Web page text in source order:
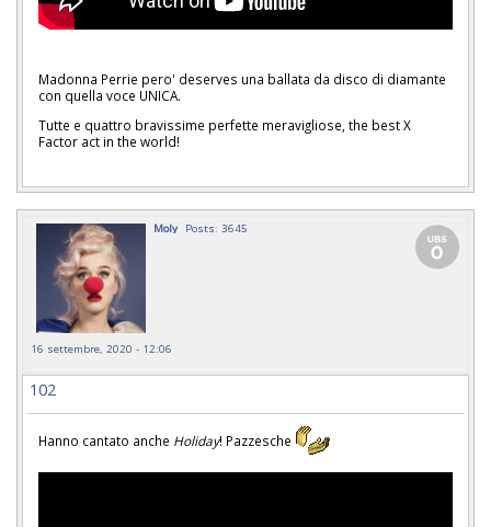
Madonna Perrie pero' deserves una ballata da disco di diamante
con quella voce UNICA.
Tutte e quattro bravissime perfette meravigliose, the best X
Factor act in the world!
Moly Posts: 3645
16 settembre, 2020 - 12:06
102
Hanno cantato anche Holiday! Pazzesche